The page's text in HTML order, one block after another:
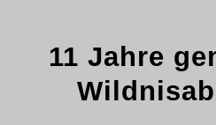
11 Jahre